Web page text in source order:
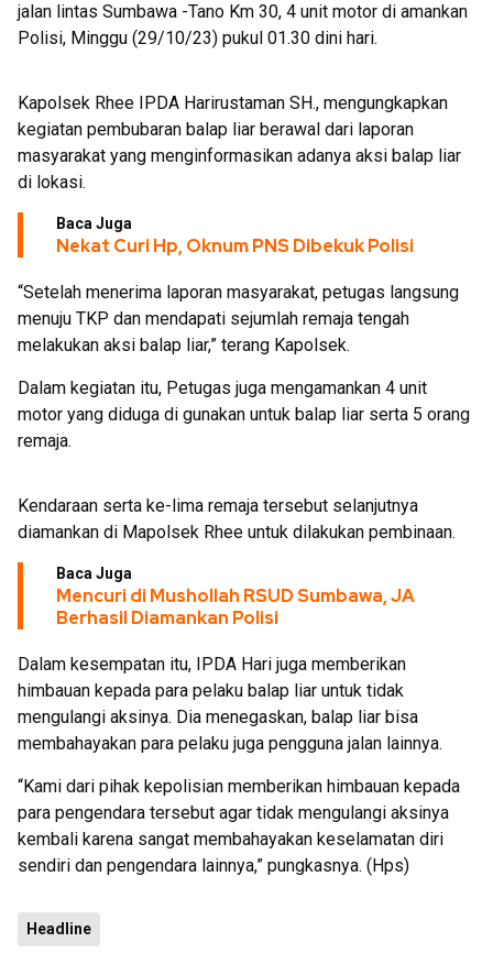
jalan lintas Sumbawa -Tano Km 30, 4 unit motor di amankan
Polisi, Minggu (29/10/23) pukul 01.30 dini hari.
Kapolsek Rhee IPDA Harirustaman SH., mengungkapkan
kegiatan pembubaran balap liar berawal dari laporan
masyarakat yang menginformasikan adanya aksi balap liar
di lokasi.
Baca Juga
Nekat Curi Hp, Oknum PNS Dibekuk Polisi
“Setelah menerima laporan masyarakat, petugas langsung
menuju TKP dan mendapati sejumlah remaja tengah
melakukan aksi balap liar,” terang Kapolsek.
Dalam kegiatan itu, Petugas juga mengamankan 4 unit
motor yang diduga di gunakan untuk balap liar serta 5 orang
remaja.
Kendaraan serta ke-lima remaja tersebut selanjutnya
diamankan di Mapolsek Rhee untuk dilakukan pembinaan.
Baca Juga
Mencuri di Mushollah RSUD Sumbawa, JA
Berhasil Diamankan Polisi
Dalam kesempatan itu, IPDA Hari juga memberikan
himbauan kepada para pelaku balap liar untuk tidak
mengulangi aksinya. Dia menegaskan, balap liar bisa
membahayakan para pelaku juga pengguna jalan lainnya.
“Kami dari pihak kepolisian memberikan himbauan kepada
para pengendara tersebut agar tidak mengulangi aksinya
kembali karena sangat membahayakan keselamatan diri
sendiri dan pengendara lainnya,” pungkasnya. (Hps)
Headline